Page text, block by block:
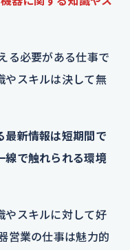
る必要がある仕事で
やスキルは決して無
最新情報は短期間で
線で触れられる環境
やスキルに対して好
営業の仕事は魅力的